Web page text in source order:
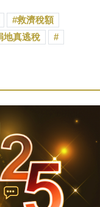
救濟稅額
地真逃稅